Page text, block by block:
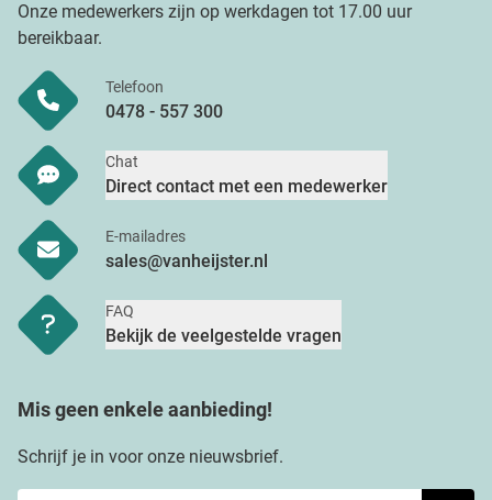
Onze medewerkers zijn op werkdagen tot 17.00 uur
bereikbaar.
Telefoon
0478 - 557 300
Chat
Direct contact met een medewerker
E-mailadres
sales@vanheijster.nl
FAQ
Bekijk de veelgestelde vragen
Mis geen enkele aanbieding!
Schrijf je in voor onze nieuwsbrief.